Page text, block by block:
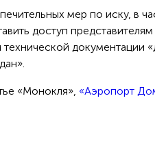
мер по иску, в
доступ
документации
«Монокля», «Аэропорт